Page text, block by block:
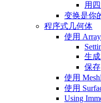
用
变换是你
程序式几何体
使用
生
保存
使用
使用
Using